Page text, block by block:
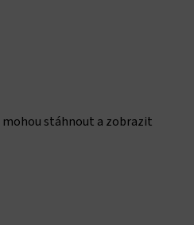
mohou stáhnout a zobrazit